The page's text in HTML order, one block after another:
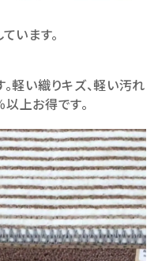
います。
。軽い織りキズ、軽い汚れ
上お得です。